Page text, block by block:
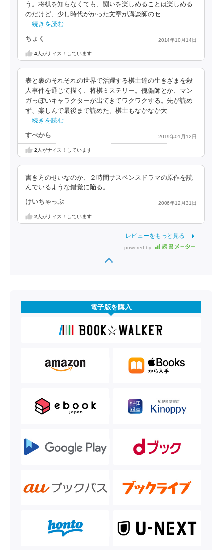
う。将棋を知らなくても、闘いを楽しめることは楽しめる
のだけど、少し時代がかった文章が講談師のセ
…続きを読む
ちょく 2014年10月14日
4人がナイス！しています
表と裏のそれそれの世界で活躍する棋士達の生きざまを殺
人事件を通じて描く、将棋ミステリー。傀儡師とか、マン
ガっぽいキャラクターが出てきてワクワクする。先が読め
ず、楽しんで最後まで読めた。棋士もなかなか大
…続きを読む
すべから 2019年01月12日
2 人がナイス！しています
書き方のせいなのか、２時間サスペンスドラマの原作を読
んでいるような錯覚に陥る。
けいちゃっぷ 2006年12月31日
2人がナイス！しています
レビューをもっと見る
powered by
電子版を購入